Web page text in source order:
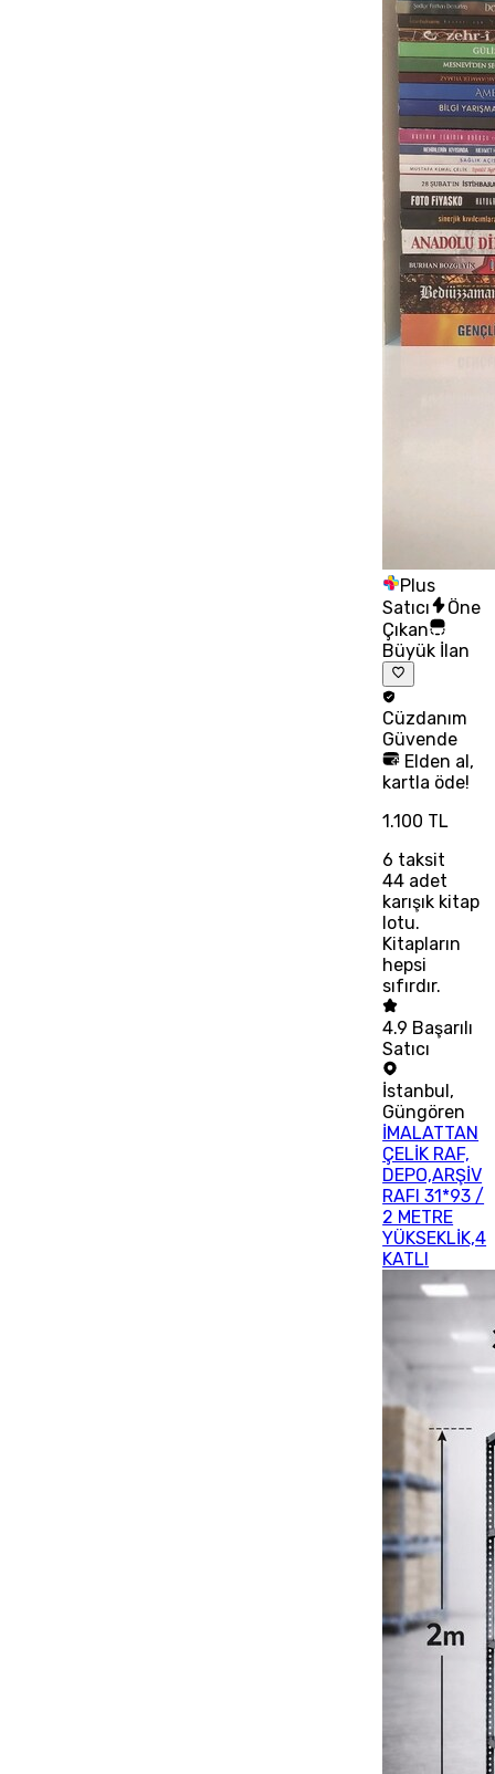
Plus
Satıcı
Öne
Çıkan
Büyük İlan
Cüzdanım
Güvende
Elden al,
kartla öde!
1.100 TL
6 taksit
44 adet
karışık kitap
lotu.
Kitapların
hepsi
sıfırdır.
4.9 Başarılı
Satıcı
İstanbul,
Güngören
İMALATTAN
ÇELİK RAF,
DEPO,ARŞİV
RAFI 31*93 /
2 METRE
YÜKSEKLİK,4
KATLI